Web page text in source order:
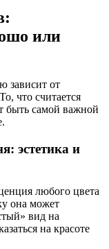
или
зависит от
что считается
быть самой важной
эстетика и
любого цвета
она может
вид на
на красоте